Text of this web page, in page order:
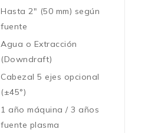
Hasta 2″ (50 mm) según
fuente
Agua o Extracción
(Downdraft)
Cabezal 5 ejes opcional
(±45°)
1 año máquina / 3 años
fuente plasma